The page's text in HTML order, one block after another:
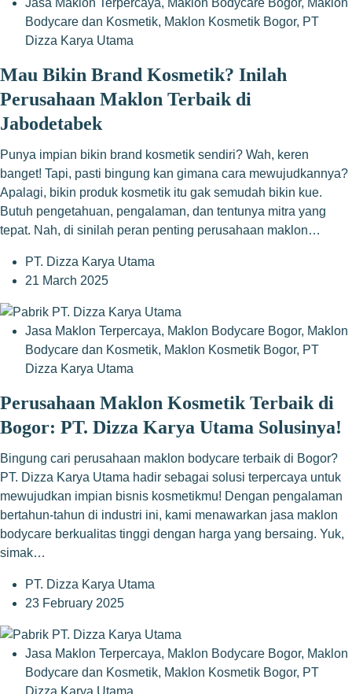
Jasa Maklon Terpercaya, Maklon Bodycare Bogor, Maklon
Bodycare dan Kosmetik, Maklon Kosmetik Bogor, PT
Dizza Karya Utama
Mau Bikin Brand Kosmetik? Inilah
Perusahaan Maklon Terbaik di
Jabodetabek
Punya impian bikin brand kosmetik sendiri? Wah, keren
banget! Tapi, pasti bingung kan gimana cara mewujudkannya?
Apalagi, bikin produk kosmetik itu gak semudah bikin kue.
Butuh pengetahuan, pengalaman, dan tentunya mitra yang
tepat. Nah, di sinilah peran penting perusahaan maklon…
PT. Dizza Karya Utama
21 March 2025
Jasa Maklon Terpercaya, Maklon Bodycare Bogor, Maklon
Bodycare dan Kosmetik, Maklon Kosmetik Bogor, PT
Dizza Karya Utama
Perusahaan Maklon Kosmetik Terbaik di
Bogor: PT. Dizza Karya Utama Solusinya!
Bingung cari perusahaan maklon bodycare terbaik di Bogor?
PT. Dizza Karya Utama hadir sebagai solusi terpercaya untuk
mewujudkan impian bisnis kosmetikmu! Dengan pengalaman
bertahun-tahun di industri ini, kami menawarkan jasa maklon
bodycare berkualitas tinggi dengan harga yang bersaing. Yuk,
simak…
PT. Dizza Karya Utama
23 February 2025
Jasa Maklon Terpercaya, Maklon Bodycare Bogor, Maklon
Bodycare dan Kosmetik, Maklon Kosmetik Bogor, PT
Dizza Karya Utama